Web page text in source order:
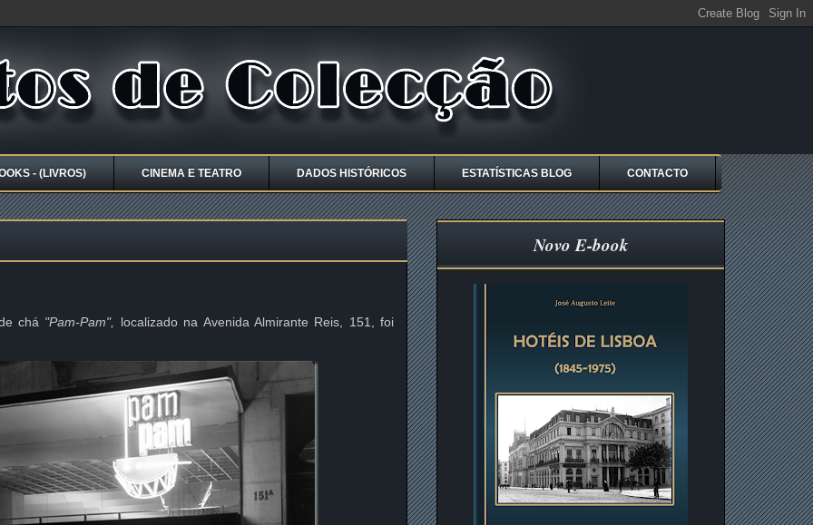
- (LIVROS) CINEMA E TEATRO DADOS HISTÓRICOS ESTATÍSTICAS BLOG CONTACTO
chá "Pam-Pam", localizado na Avenida Almirante Reis, 151, foi
Novo E-book